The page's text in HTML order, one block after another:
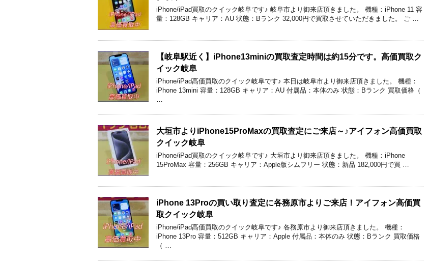
iPhone/iPad買取のクイック岐阜です♪ 岐阜市より御来店頂きました。 機種：iPhone 11 容
量：128GB キャリア：AU 状態：Bランク 32,000円で買取させていただきました。 ご …
【岐阜駅近く】iPhone13miniの買取査定時間は約15分です。高価買取ク
イック岐阜
iPhone/iPad高価買取のクイック岐阜です♪ 本日は岐阜市より御来店頂きました。 機種：
iPhone 13mini 容量：128GB キャリア：AU 付属品：本体のみ 状態：Bランク 買取価格（
…
大垣市よりiPhone15ProMaxの買取査定にご来店～♪アイフォン高価買取
クイック岐阜
iPhone/iPad買取のクイック岐阜です♪ 大垣市より御来店頂きました。 機種：iPhone
15ProMax 容量：256GB キャリア：Apple版シムフリー 状態：新品 182,000円で買 …
iPhone 13Proの買い取り査定に各務原市よりご来店！アイフォン高価買
取クイック岐阜
iPhone/iPad高価買取のクイック岐阜です♪ 各務原市より御来店頂きました。 機種：
iPhone 13Pro 容量：512GB キャリア：Apple 付属品：本体のみ 状態：Bランク 買取価格
（ …